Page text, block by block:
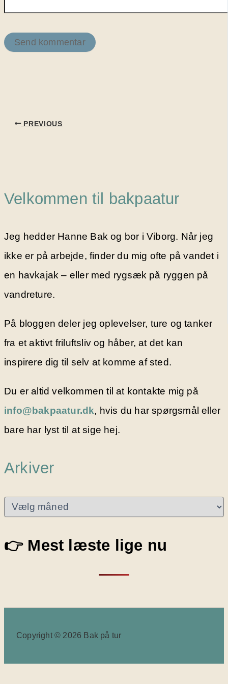
PREVIOUS
Velkommen til bakpaatur
Jeg hedder Hanne Bak og bor i Viborg. Når jeg
ikke er på arbejde, finder du mig ofte på vandet i
en havkajak – eller med rygsæk på ryggen på
vandreture.
På bloggen deler jeg oplevelser, ture og tanker
fra et aktivt friluftsliv og håber, at det kan
inspirere dig til selv at komme af sted.
Du er altid velkommen til at kontakte mig på
info@bakpaatur.dk, hvis du har spørgsmål eller
bare har lyst til at sige hej.
Arkiver
v
e
👉 Mest læste lige nu
Copyright © 2026 Bak på tur